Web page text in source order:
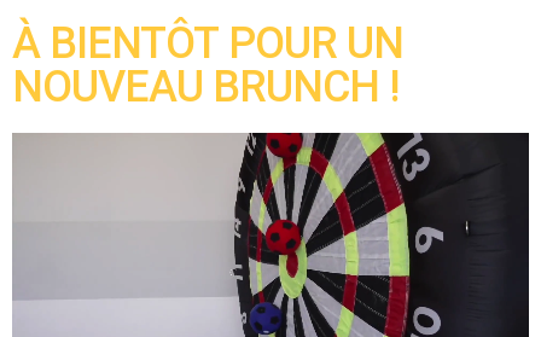
À BIENTÔT POUR UN
NOUVEAU BRUNCH !